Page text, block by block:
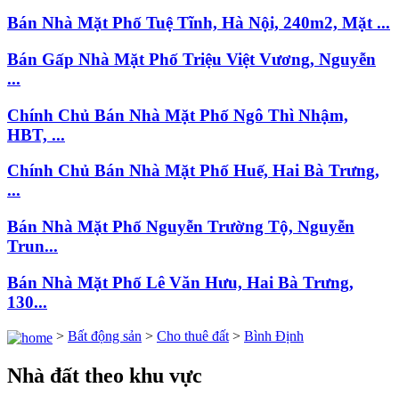
Bán Nhà Mặt Phố Tuệ Tĩnh, Hà Nội, 240m2, Mặt ...
Bán Gấp Nhà Mặt Phố Triệu Việt Vương, Nguyễn
...
Chính Chủ Bán Nhà Mặt Phố Ngô Thì Nhậm,
HBT, ...
Chính Chủ Bán Nhà Mặt Phố Huế, Hai Bà Trưng,
...
Bán Nhà Mặt Phố Nguyễn Trường Tộ, Nguyễn
Trun...
Bán Nhà Mặt Phố Lê Văn Hưu, Hai Bà Trưng,
130...
> Bất động sản > Cho thuê đất> Bình Định
Nhà đất theo khu vực